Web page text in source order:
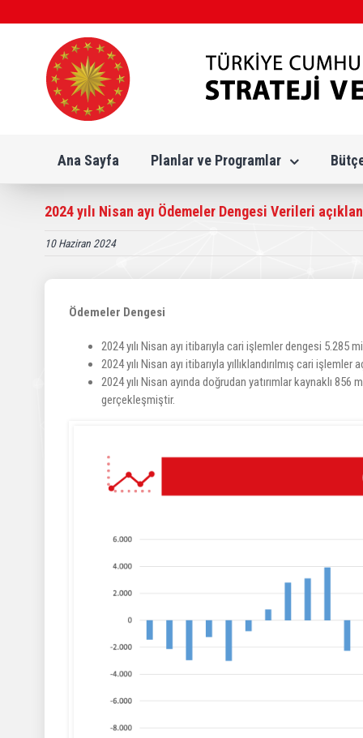
to
Ana Sayfa Planlar ve Programlar
2024 yılı Nisan ayı Ödemeler Dengesi Verileri
10 Haziran 2024
Ödemeler Dengesi
2024 yılı Nisan ayı itibarıyla cari işlemler dengesi 5.285
2024 yılı Nisan ayı itibarıyla yıllıklandırılmış cari
2024 yılı Nisan ayında doğrudan yatırımlar kaynaklı
gerçekleşmiştir.